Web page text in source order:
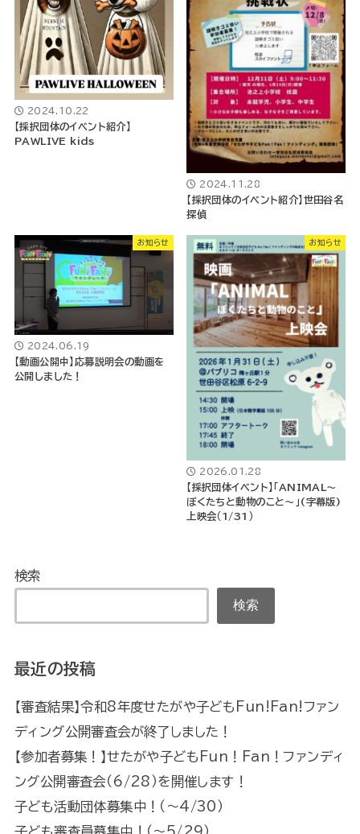
2024.10.22
【採択団体のイベント紹介】
PAWLIVE kids
2024.11.28
【採択団体のイベント紹介】世田谷名
探偵
お知らせ
2024.06.19
【動画公開中】応募説明会の動画を
公開しました！
お知らせ
2026.01.28
【採択団体イベント】「ANIMAL〜
ぼくたちと動物のこと〜」(字幕版)
上映会（1/31）
検索
検索
最近の投稿
【審査結果】令和8年度せたがや子どもFun!Fan!ファン
ディング公開審査会が終了しました！
【参加者募集！】せたがや子どもFun！Fan！ファンディ
ング公開審査会（6/28）を開催します！
子ども活動団体募集中！（～4/30）
子ども審査員募集中！（～5/29）